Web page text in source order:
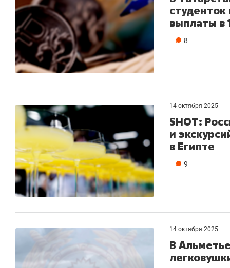
студенток
выплаты в
8
14 октября 2025
SHOT:
и
в Египте
9
14 октября 2025
В